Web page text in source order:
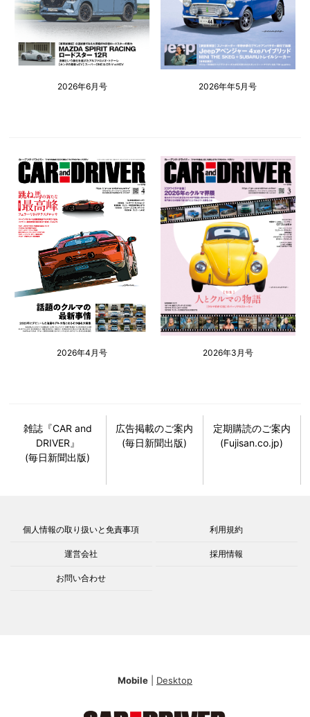
2026年6月号 2026年年5月号
2026年4月号 2026年3月号
雑誌『CAR and
DRIVER』
(毎日新聞出版)
広告掲載のご案内
(毎日新聞出版)
定期購読のご案内
(Fujisan.co.jp)
個人情報の取り扱いと免責事項 利用規約
運営会社 採用情報
お問い合わせ
Mobile Desktop